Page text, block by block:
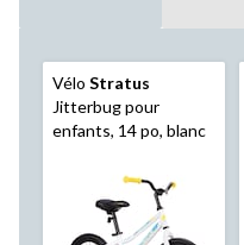
Vélo Stratus
Jitterbug pour
enfants, 14 po, blanc